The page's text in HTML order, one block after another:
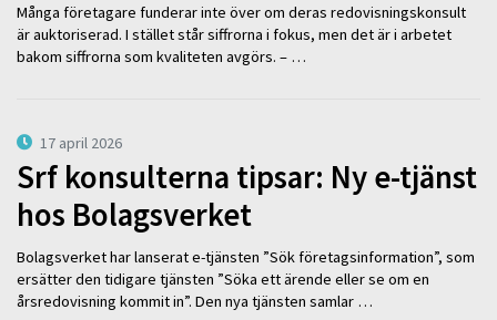
Många företagare funderar inte över om deras redovisningskonsult
är auktoriserad. I stället står siffrorna i fokus, men det är i arbetet
bakom siffrorna som kvaliteten avgörs. – …
17 april 2026
Srf konsulterna tipsar: Ny e-tjänst
hos Bolagsverket
Bolagsverket har lanserat e-tjänsten ”Sök företagsinformation”, som
ersätter den tidigare tjänsten ”Söka ett ärende eller se om en
årsredovisning kommit in”. Den nya tjänsten samlar …